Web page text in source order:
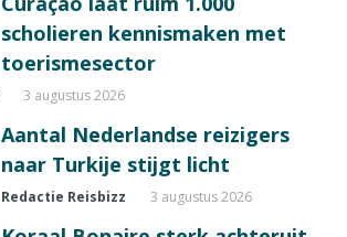
scholieren kennismaken met
toerismesector
3 augustus 2026
Aantal Nederlandse reizigers
naar Turkije stijgt licht
Redactie Reisbizz 3 augustus 2026